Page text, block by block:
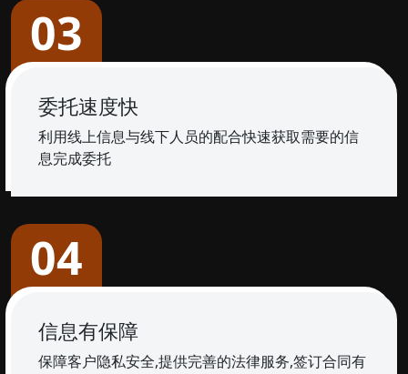
03
委托速度快
利用线上信息与线下人员的配合快速获取需要的信
息完成委托
04
信息有保障
保障客户隐私安全,提供完善的法律服务,签订合同有